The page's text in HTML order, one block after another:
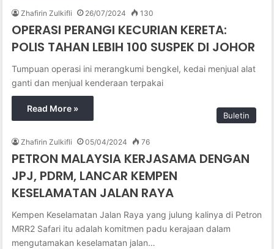
Zhafirin Zulkifli 26/07/2024 130
OPERASI PERANGI KECURIAN KERETA:
POLIS TAHAN LEBIH 100 SUSPEK DI JOHOR
Tumpuan operasi ini merangkumi bengkel, kedai menjual alat
ganti dan menjual kenderaan terpakai
Read More »
Buletin
Zhafirin Zulkifli 05/04/2024 76
PETRON MALAYSIA KERJASAMA DENGAN
JPJ, PDRM, LANCAR KEMPEN
KESELAMATAN JALAN RAYA
Kempen Keselamatan Jalan Raya yang julung kalinya di Petron
MRR2 Safari itu adalah komitmen padu kerajaan dalam
mengutamakan keselamatan jalan…